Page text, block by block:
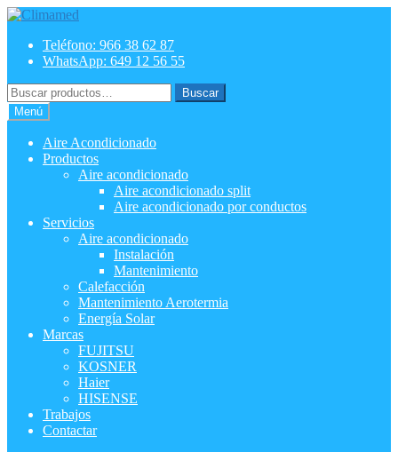
Ir
navegación
Ir
contenidoTeléfono: 966 38 62 87
WhatsApp: 649 12 56 55
Buscar
por:
Buscar
Menú
Aire Acondicionado
Productos
Aire acondicionado
Aire acondicionado split
Aire acondicionado por conductos
Servicios
Aire acondicionado
Instalación
Mantenimiento
Calefacción
Mantenimiento Aerotermia
Energía Solar
Marcas
FUJITSU
KOSNER
Haier
HISENSE
Trabajos
Contactar